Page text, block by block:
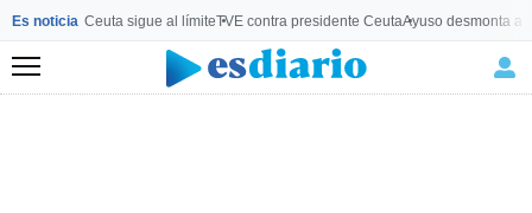
Es noticia Ceuta sigue al límiteTVE contra presidente CeutaAyuso desmonta a
Menú